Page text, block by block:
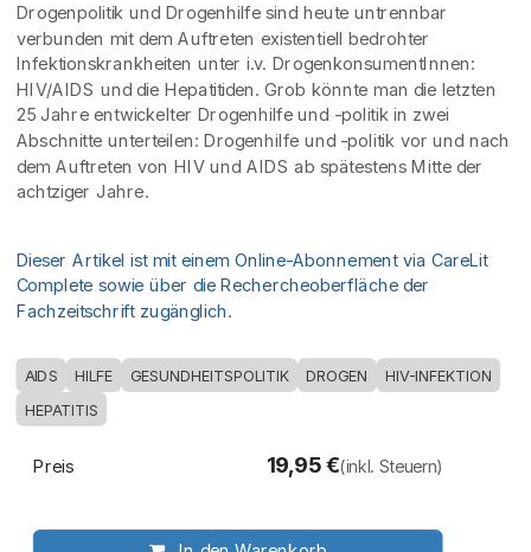
Drogenpolitik und Drogenhilfe sind heute untrennbar
verbunden mit dem Auftreten existentiell bedrohter
Infektionskrankheiten unter i.v. DrogenkonsumentInnen:
HIV/AIDS und die Hepatitiden. Grob könnte man die letzten
25 Jahre entwickelter Drogenhilfe und -politik in zwei
Abschnitte unterteilen: Drogenhilfe und -politik vor und nach
dem Auftreten von HIV und AIDS ab spätestens Mitte der
achtziger Jahre.
Dieser Artikel ist mit einem Online-Abonnement via CareLit
Complete sowie über die Rechercheoberfläche der
Fachzeitschrift zugänglich.
AIDS HILFE GESUNDHEITSPOLITIK DROGEN HIV-INFEKTION
HEPATITIS
Preis 19,95€(inkl. Steuern)